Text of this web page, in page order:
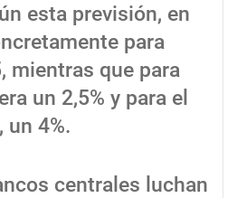
esta previsión, en
para
mientras que para
un 2,5% y para el
un 4%.
centrales luchan